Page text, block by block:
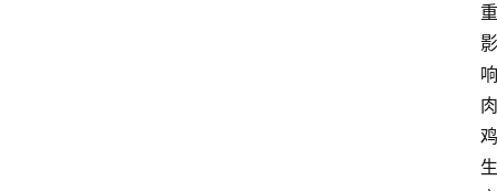
重
影
响
肉
鸡
生